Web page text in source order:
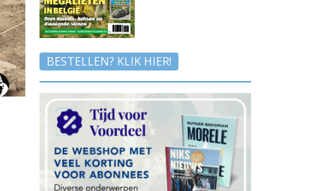
BESTELLEN? KLIK HIER!